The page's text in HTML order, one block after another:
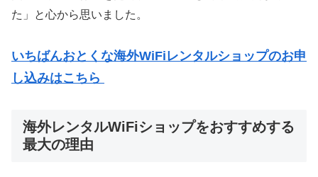
た」と心から思いました。
いちばんおとくな海外WiFiレンタルショップのお申
し込みはこちら
海外レンタルWiFiショップをおすすめする
最大の理由